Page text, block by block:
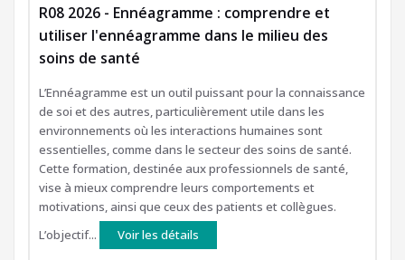
R08 2026 - Ennéagramme : comprendre et
utiliser l'ennéagramme dans le milieu des
soins de santé
L’Ennéagramme est un outil puissant pour la connaissance
de soi et des autres, particulièrement utile dans les
environnements où les interactions humaines sont
essentielles, comme dans le secteur des soins de santé.
Cette formation, destinée aux professionnels de santé,
vise à mieux comprendre leurs comportements et
motivations, ainsi que ceux des patients et collègues.
L’objectif...
Voir les détails